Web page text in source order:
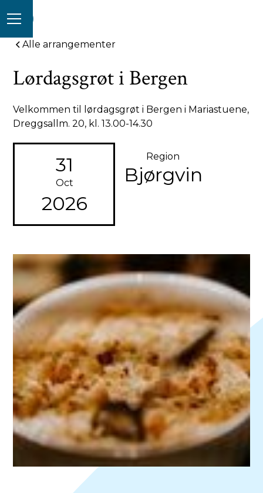
Alle arrangementer
Lørdagsgrøt i Bergen
Velkommen til lørdagsgrøt i Bergen i Mariastuene,
Dreggsallm. 20, kl. 13.00-14.30
31
Oct
2026
Region
Bjørgvin